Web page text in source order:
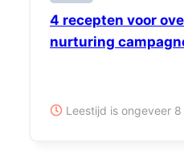
4 recepten voor
nurturing
Leestijd is ongeveer 8